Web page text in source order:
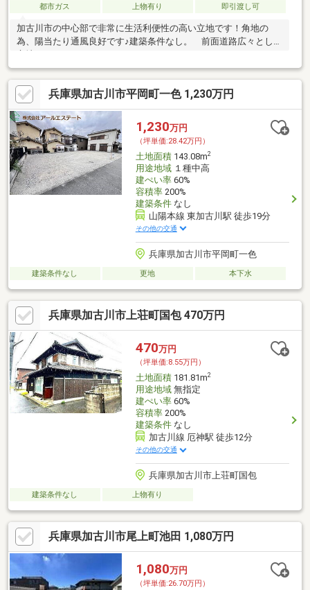
都市ガス
上物有り 即引渡し可
加古川市の中心部で非常に生活利便性の高い立地です！角地の
為、陽当たり通風良好です♪建築条件なし。 前面道路広々とした
立地です。
兵庫県加古川市平岡町一色 1,230万円
1,230万円
（坪単価:28.42万円）
土地面積143.08m2
用途地域１種中高
建ぺい率60%
容積率200%
建築条件なし
山陽本線 東加古川駅 徒歩19分
その他の交通
兵庫県加古川市平岡町一色
建築条件なし 更地 本下水
兵庫県加古川市上荘町国包 470万円
470万円
（坪単価:8.55万円）
土地面積181.81m2
用途地域無指定
建ぺい率60%
容積率200%
建築条件なし
加古川線 厄神駅 徒歩12分
その他の交通
兵庫県加古川市上荘町国包
建築条件なし 上物有り
兵庫県加古川市尾上町池田 1,080万円
1,080万円
（坪単価:26.70万円）